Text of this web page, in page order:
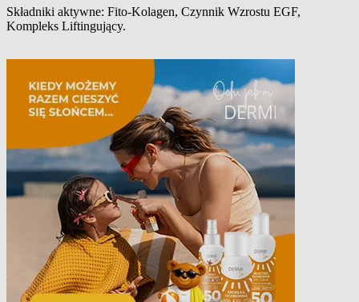
Składniki aktywne: Fito-Kolagen, Czynnik Wzrostu EGF,
Kompleks Liftingujący.